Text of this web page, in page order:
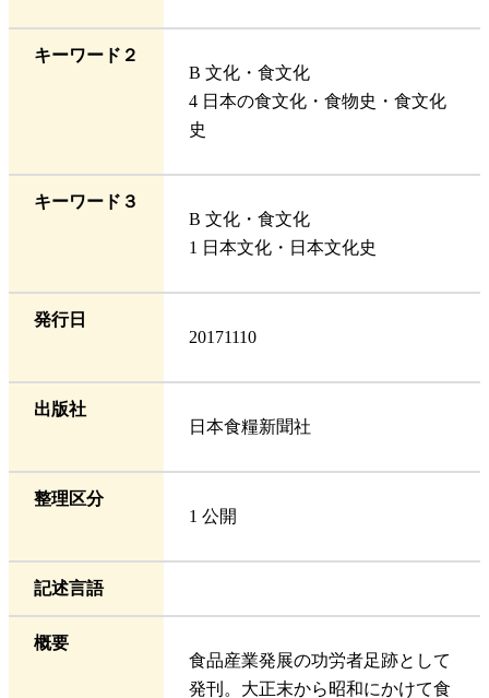
キーワード２
B 文化・食文化
4 日本の食文化・食物史・食文化
史
キーワード３
B 文化・食文化
1 日本文化・日本文化史
発行日
20171110
出版社
日本食糧新聞社
整理区分
1 公開
記述言語
概要
食品産業発展の功労者足跡として
発刊。大正末から昭和にかけて食